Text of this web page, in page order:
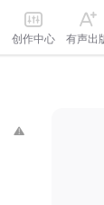
创作中心 有声出